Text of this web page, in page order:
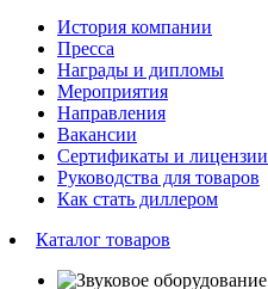
История компании
Пресса
Награды и дипломы
Мероприятия
Направления
Вакансии
Сертификаты и лицензии
Руководства для товаров
Как стать диллером
Каталог товаров